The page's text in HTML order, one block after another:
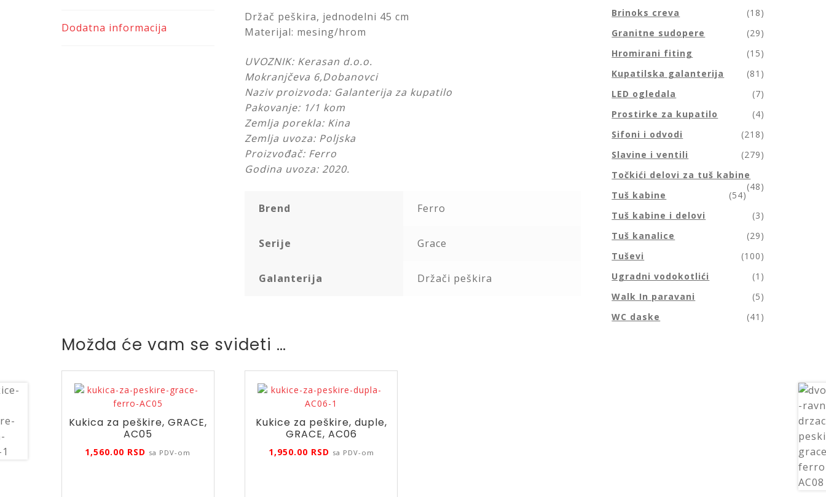
Dodatna informacija
Držač peškira, jednodelni 45 cm
Materijal: mesing/hrom
UVOZNIK: Kerasan d.o.o.
Mokranjčeva 6,Dobanovci
Naziv proizvoda: Galanterija za kupatilo
Pakovanje: 1/1 kom
Zemlja porekla: Kina
Zemlja uvoza: Poljska
Proizvođač: Ferro
Godina uvoza: 2020.
Brend Ferro
Serije Grace
Galanterija Držači peškira
Možda će vam se svideti …
Kukica za peškire, GRACE,
AC05
1,560.00 RSD sa PDV-om
Kukice za peškire, duple,
GRACE, AC06
1,950.00 RSD sa PDV-om
Brinoks creva
(18)
Granitne sudopere
(29)
Hromirani fiting
(15)
Kupatilska galanterija
(81)
LED ogledala
(7)
Prostirke za kupatilo
(4)
Sifoni i odvodi
(218)
Slavine i ventili
(279)
Točkići delovi za tuš kabine
(48)
Tuš kabine
(54)
Tuš kabine i delovi
(3)
Tuš kanalice
(29)
Tuševi
(100)
Ugradni vodokotlići
(1)
Walk In paravani
(5)
WC daske
(41)